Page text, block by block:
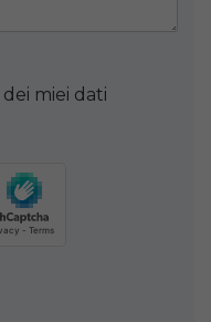
miei dati